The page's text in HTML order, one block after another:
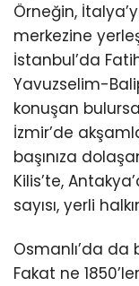
Örneğin,
merkezine
İstanbul’da
Yavuzselim-
konuşan
İzmir’de
başınıza
Kilis’te,
sayısı, yerli
Osmanlı’da da
Fakat ne